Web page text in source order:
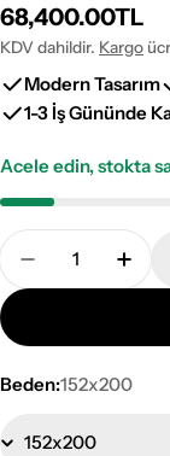
Normal
fiyat
68,400.00TL
KDV dahildir. Kargo
Modern Tasarım
1-3 İş Gününde
Acele edin, stokta
Adet
SHB Afgan
Beden:152x200